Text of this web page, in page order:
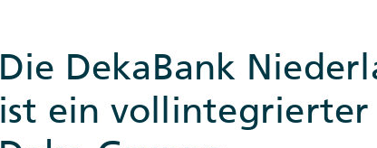
Die DekaBank
ist ein vollintegrierter